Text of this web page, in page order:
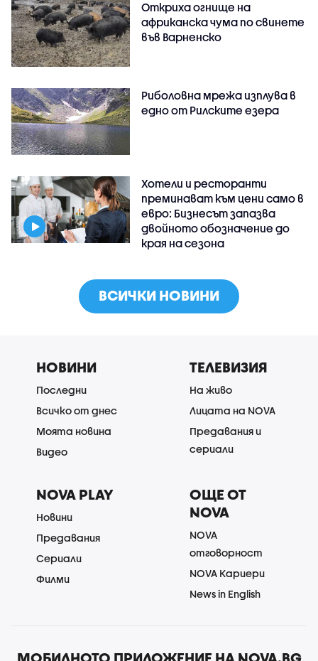
Откриха огнище на
африканска чума по свинете
във Варненско
Риболовна мрежа изплува в
едно от Рилските езера
Хотели и ресторанти
преминават към цени само в
евро: Бизнесът запазва
двойното обозначение до
края на сезона
ВСИЧКИ НОВИНИ
НОВИНИ
Последни
Всичко от днес
Моята новина
Видео
ТЕЛЕВИЗИЯ
На живо
Лицата на NOVA
Предавания и
сериали
NOVA PLAY
Новини
Предавания
Сериали
Филми
ОЩЕ ОТ
NOVA
NOVA
отговорност
NOVA Кариери
News in English